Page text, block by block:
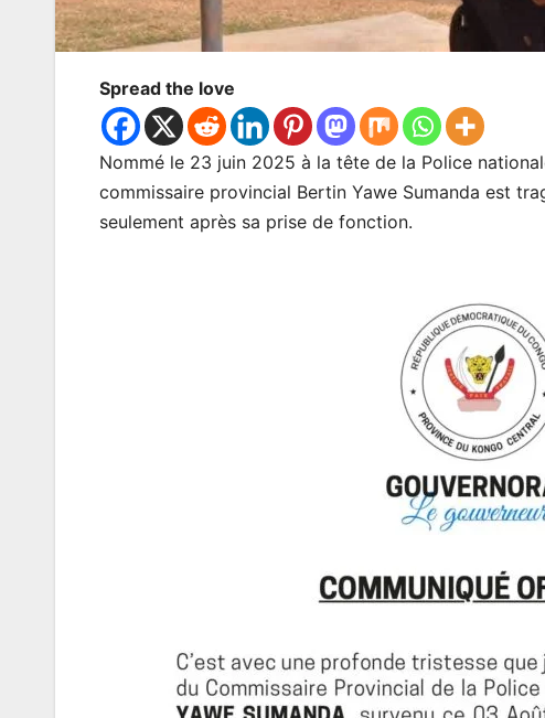
Spread the love
Nommé le 23 juin 2025 à la tête de la Police
commissaire provincial Bertin Yawe Sumanda est
seulement après sa prise de fonction.